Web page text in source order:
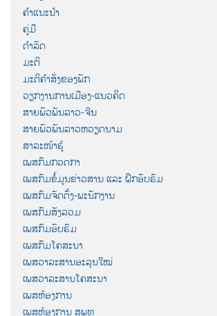
ຄຳແນະນຳ
ຄູ່ມື
ດຳລັດ
ມະຕິ
ມະຕິຄຳສັ່ງຂອງພັກ
ວຽກງານການເມືອງ-ແນວຄິດ
ສາຍພົວພັນລາວ-ຈີນ
ສາຍພົວພັນລາວຫວຽດນາມ
ສາລະໜ້າຮູ້
ເພສກົມກວດກາ
ເພສກົມຂໍ້ມູນຂ່າວສານ ແລະ ຝຶກອົບຮົມ
ເພສກົມຈັດຕັ້ງ-ພະນັກງານ
ເພສກົມສັງລວມ
ເພສກົມອົບຮົມ
ເພສກົມໂຄສະນາ
ເພສວາລະສານອະລຸນໃໝ່
ເພສວາລະສານໂຄສະນາ
ເພສຫ້ອງການ
ເພສຫ້ອງການ ສພທ